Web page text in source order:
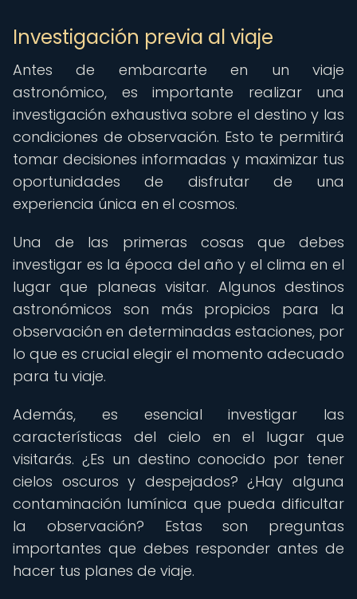
Investigación previa al viaje
Antes de embarcarte en un viaje
astronómico, es importante realizar una
investigación exhaustiva sobre el destino y las
condiciones de observación. Esto te permitirá
tomar decisiones informadas y maximizar tus
oportunidades de disfrutar de una
experiencia única en el cosmos.
Una de las primeras cosas que debes
investigar es la época del año y el clima en el
lugar que planeas visitar. Algunos destinos
astronómicos son más propicios para la
observación en determinadas estaciones, por
lo que es crucial elegir el momento adecuado
para tu viaje.
Además, es esencial investigar las
características del cielo en el lugar que
visitarás. ¿Es un destino conocido por tener
cielos oscuros y despejados? ¿Hay alguna
contaminación lumínica que pueda dificultar
la observación? Estas son preguntas
importantes que debes responder antes de
hacer tus planes de viaje.